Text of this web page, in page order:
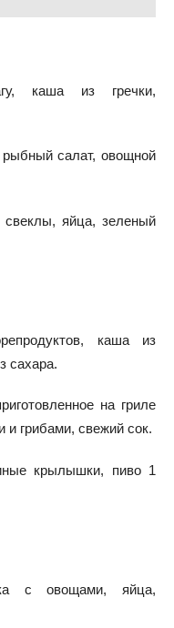
каша из гречки,
салат, овощной
яйца, зеленый
каша из
сахара.
на гриле
грибами, свежий сок.
крылышки, пиво 1
с овощами, яйца,